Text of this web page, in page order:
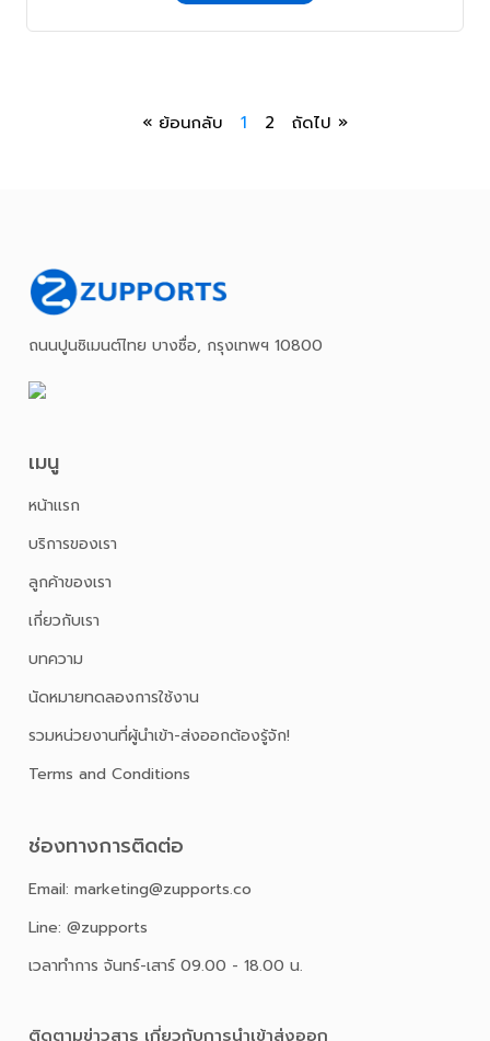
« ย้อนกลับ 1 2 ถัดไป »
ถนนปูนซิเมนต์ไทย บางซื่อ, กรุงเทพฯ 10800
เมนู
หน้าเเรก
บริการของเรา
ลูกค้าของเรา
เกี่ยวกับเรา
บทความ
นัดหมายทดลองการใช้งาน
รวมหน่วยงานที่ผู้นำเข้า-ส่งออกต้องรู้จัก!
Terms and Conditions
ช่องทางการติดต่อ
Email: marketing@zupports.co
Line: @zupports
เวลาทำการ จันทร์-เสาร์ 09.00 - 18.00 น.
ติดตามข่าวสาร เกี่ยวกับการนําเข้าส่งออก